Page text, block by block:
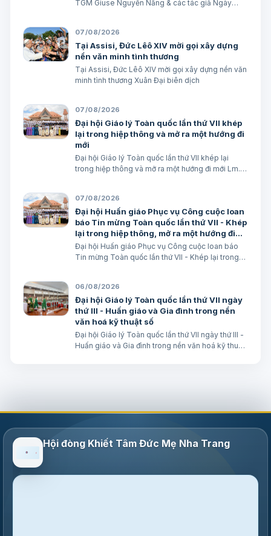
TGM Giuse Nguyễn Năng & các tác giả Ngày
(Mt 17,16) BÀI ĐỌC I (năm II): Kb 1, 12…
07/08/2026
Tại Assisi, Đức Lêô XIV mời gọi xây dựng
nền văn minh tình thương
Tại Assisi, Đức Lêô XIV mời gọi xây dựng nền văn
minh tình thương Xuân Đại biên dịch
07/08/2026
Đại hội Giáo lý Toàn quốc lần thứ VII khép
lại trong hiệp thông và mở ra một hướng đi
mới
Đại hội Giáo lý Toàn quốc lần thứ VII khép lại
trong hiệp thông và mở ra một hướng đi mới Lm.
07/08/2026
Đại hội Huấn giáo Phục vụ Công cuộc loan
báo Tin mừng Toàn quốc lần thứ VII - Khép
lại trong hiệp thông, mở ra một hướng đi
mới cho công cuộc huấn giáo Việt Nam
Đại hội Huấn giáo Phục vụ Công cuộc loan báo
Tin mừng Toàn quốc lần thứ VII - Khép lại trong
Minh
06/08/2026
Đại hội Giáo lý Toàn quốc lần thứ VII ngày
thứ III - Huấn giáo và Gia đình trong nền
văn hoá kỹ thuật số
Đại hội Giáo lý Toàn quốc lần thứ VII ngày thứ III -
Huấn giáo và Gia đình trong nền văn hoá kỹ thuật
Hội đòng Khiết Tâm Đức Mẹ Nha Trang